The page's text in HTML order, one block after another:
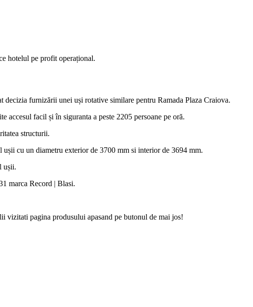
hotelul pe profit operațional.
furnizării unei uși rotative similare pentru Ramada Plaza Craiova.
accesul facil și în siguranta a peste 2205 persoane pe oră.
structurii.
cu un diametru exterior de 3700 mm si interior de 3694 mm.
ușii.
marca Record | Blasi.
vizitati pagina produsului apasand pe butonul de mai jos!